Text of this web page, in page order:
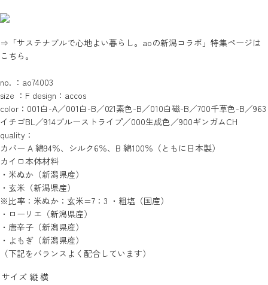
⇒ 「サステナブルで心地よい暮らし。aoの新潟コラボ」特集ページは
こちら。
no. ：ao74003
size ：F design： accos
color：001白-A／001白-B／021素色-B／010白磁-B／700千草色-B／963
イチゴBL／914ブルーストライプ／000生成色／900ギンガムCH
quality：
カバー A 綿94％、シルク6％、B 綿100％（ともに日本製）
カイロ本体材料
・米ぬか（新潟県産）
・玄米（新潟県産）
※比率：米ぬか：玄米=7：3 ・粗塩（国産）
・ローリエ（新潟県産）
・唐辛子（新潟県産）
・よもぎ（新潟県産）
（下記をバランスよく配合しています）
サイズ 縦 横